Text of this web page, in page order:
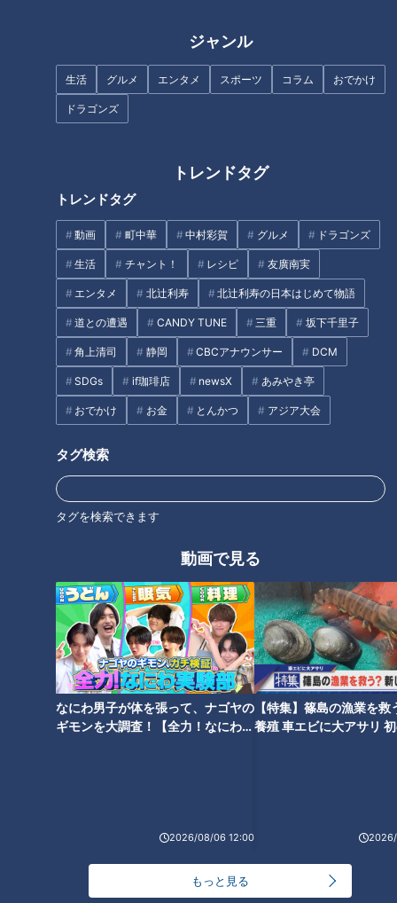
ジャンル
生活 グルメ エンタメ スポーツ コラム おでかけ
ドラゴンズ
トレンドタグ
トレンドタグ
動画 町中華 中村彩賀 グルメ ドラゴンズ
生活 チャント！ レシピ 友廣南実
エンタメ 北辻利寿 北辻利寿の日本はじめて物語
道との遭遇 CANDY TUNE 三重 坂下千里子
角上清司 静岡 CBCアナウンサー DCM
SDGs if珈琲店 newsX あみやき亭
おでかけ お金 とんかつ アジア大会
タグ検索
タグを検索できます
動画で見る
なにわ男子が体を張って、ナゴヤの
ギモンを大調査！【全力！なにわ実
2026/08/06 12:00
【特集】篠島の漁業を救
養殖 車エビに大アサリ
もっと見る
コミ名人に！？【チャント！特
生日に友人たちが贈ったサプラ
CBCラジオ夏まつりでグッズ販
つり新グッズの情報も盛りだく
さん！
タグ
PR TIMES
オススメ関連コンテンツ
豆腐の代わりにエノキ！？食物
製みそで作るメカジキ炒めのレ
岩瀬仁紀が送る「救援のアドバ
車内、病院内…こんな時に地震
が来たらどうする？